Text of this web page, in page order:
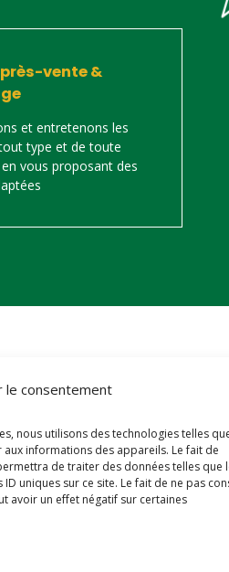
le consentement
nous utilisons des technologies telles
informations des appareils. Le fait de
de traiter des données telles que
uniques sur ce site. Le fait de ne pas
avoir un effet négatif sur certaines
vente &
et entretenons les
type et de toute
vous proposant des
de matériels de
repeints, prêts à partir